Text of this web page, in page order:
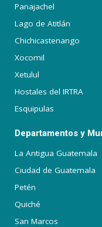
Panajachel
Lago de Atitlán
Chichicastenango
Xocomil
Xetulul
Hostales del IRTRA
Esquipulas
Departamentos y
La Antigua Guatemala
Ciudad de Guatemala
Petén
Quiché
San Marcos